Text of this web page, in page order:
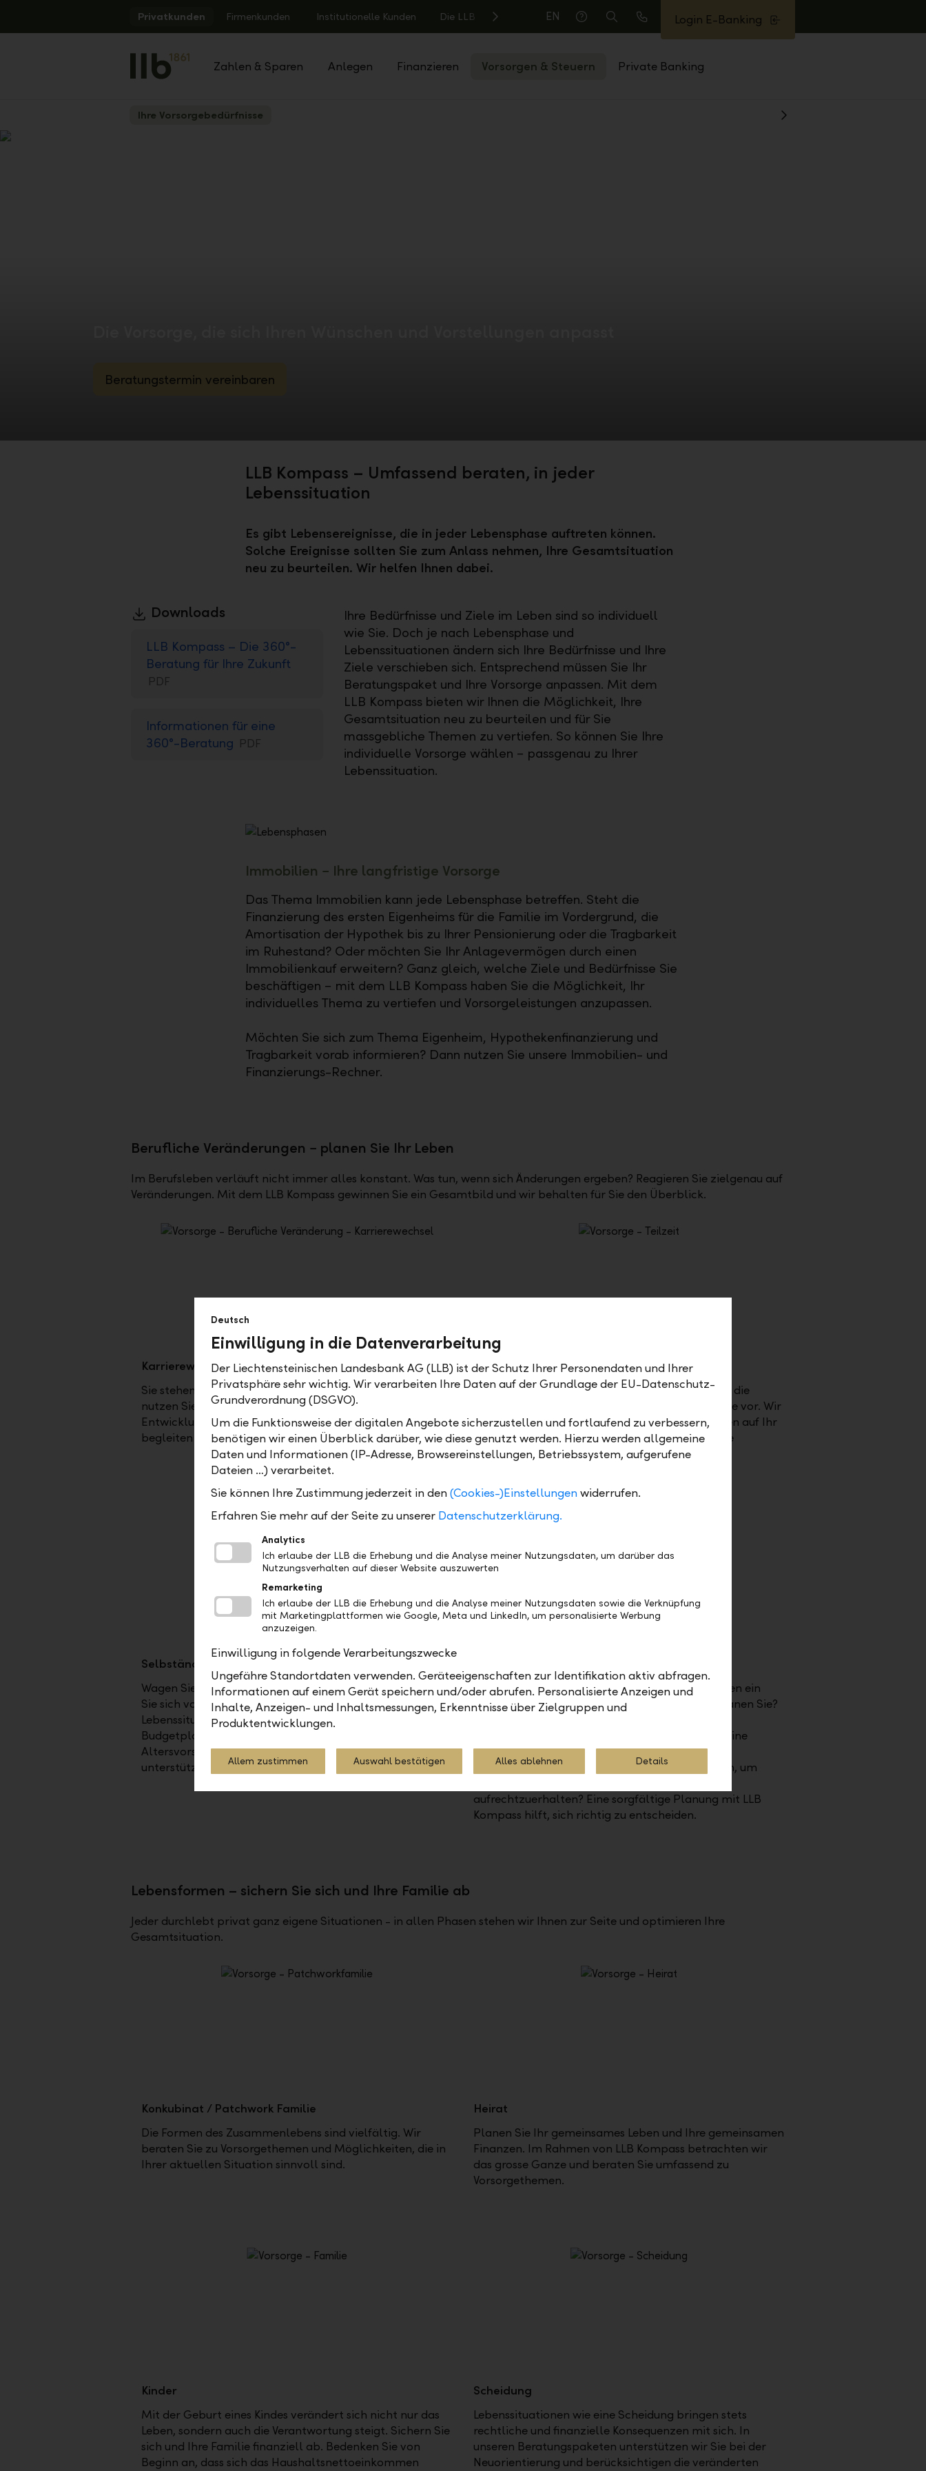
Privatkunden Firmenkunden Institutionelle Kunden Die LLB
EN
Hilfe
Suche
Anrufen
Login E-Banking
Zahlen & Sparen Anlegen Finanzieren Vorsorgen & Steuern Private Banking
Weiter
Ihre Vorsorgebedürfnisse
Beratungstermin vereinbaren
LLB Kompass – Umfassend beraten, in jeder
Lebenssituation
Es gibt Lebensereignisse, die in jeder Lebensphase auftreten können.
Solche Ereignisse sollten Sie zum Anlass nehmen, Ihre Gesamtsituation
neu zu beurteilen. Wir helfen Ihnen dabei.
Downloads
LLB Kompass – Die 360°-
Beratung für Ihre Zukunft
PDF
Informationen für eine
360°-Beratung PDF
Ihre Bedürfnisse und Ziele im Leben sind so individuell
wie Sie. Doch je nach Lebensphase und
Lebenssituationen ändern sich Ihre Bedürfnisse und Ihre
Ziele verschieben sich. Entsprechend müssen Sie Ihr
Beratungspaket und Ihre Vorsorge anpassen. Mit dem
LLB Kompass bieten wir Ihnen die Möglichkeit, Ihre
Gesamtsituation neu zu beurteilen und für Sie
massgebliche Themen zu vertiefen. So können Sie Ihre
individuelle Vorsorge wählen − passgenau zu Ihrer
Lebenssituation.
Immobilien − Ihre langfristige Vorsorge
Das Thema Immobilien kann jede Lebensphase betreffen. Steht die
Finanzierung des ersten Eigenheims für die Familie im Vordergrund, die
Amortisation der Hypothek bis zu Ihrer Pensionierung oder die Tragbarkeit
im Ruhestand? Oder möchten Sie Ihr Anlagevermögen durch einen
Immobilienkauf erweitern? Ganz gleich, welche Ziele und Bedürfnisse Sie
beschäftigen − mit dem LLB Kompass haben Sie die Möglichkeit, Ihr
individuelles Thema zu vertiefen und Vorsorgeleistungen anzupassen.
Möchten Sie sich zum Thema Eigenheim, Hypothekenfinanzierung und
Tragbarkeit vorab informieren? Dann nutzen Sie unsere Immobilien- und
Finanzierungs-Rechner.
Berufliche Veränderungen − planen Sie Ihr Leben
Im Berufsleben verläuft nicht immer alles konstant. Was tun, wenn sich Änderungen ergeben? Reagieren Sie zielgenau auf
Veränderungen. Mit dem LLB Kompass gewinnen Sie ein Gesamtbild und wir behalten für Sie den Überblick.
Karrierewechsel
Sie stehen vor einer neuen beruflichen Herausforderung −
nutzen Sie diese Chance nicht nur für Ihre persönliche
Entwicklung, sondern passen Sie Ihre Vorsorge an. Wir
begleiten Sie bei all Ihren beruflichen Veränderungen.
Teilzeit / Mutterschaft
Sie möchten weniger arbeiten und mehr Zeit für die
Familie haben? Sichern Sie sich ab und sorgen Sie vor. Wir
zeigen Ihnen, wie sich das veränderte Einkommen auf Ihr
Budget auswirkt und was das für Ihre individuelle
Vorsorgesituation bedeutet.
Selbständige Erwerbstätigkeit
Wagen Sie den Schritt in die Selbständigkeit und lassen
Sie sich von uns unterstützen − auch für diese
Lebenssituation stehen wir an Ihrer Seite. Sei es eine
Budgetplanung, eine bedarfsgerechte Risiko- und
Altersvorsorge oder die Wahl der Rechtsform, wir
unterstützen Sie bei der Entscheidungsfindung.
Entscheidungen rund um die Pensionierung wirken ein
Leben lang. Welche Pensionierungsszenarien planen Sie?
Pensionierung erwarten? Was ist für Sie besser: eine
lebenslange Rente oder das Kapital aus der
Pensionskasse? Reicht das angesparte Vermögen, um
aufrechtzuerhalten? Eine sorgfältige Planung mit LLB
Kompass hilft, sich richtig zu entscheiden.
Lebensformen – sichern Sie sich und Ihre Familie ab
Jeder durchlebt privat ganz eigene Situationen - in allen Phasen stehen wir Ihnen zur Seite und optimieren Ihre
Gesamtsituation.
Konkubinat / Patchwork Familie
Die Formen des Zusammenlebens sind vielfältig. Wir
beraten Sie zu Vorsorgethemen und Möglichkeiten, die in
Ihrer aktuellen Situation sinnvoll sind.
Heirat
Planen Sie Ihr gemeinsames Leben und Ihre gemeinsamen
Finanzen. Im Rahmen von LLB Kompass betrachten wir
das grosse Ganze und beraten Sie umfassend zu
Vorsorgethemen.
Kinder
Mit der Geburt eines Kindes verändert sich nicht nur das
Leben, sondern auch die Verantwortung steigt. Sichern Sie
sich und Ihre Familie finanziell ab. Bedenken Sie von
Beginn an, dass sich das Haushaltsnettoeinkommen
Scheidung
Lebenssituationen wie eine Scheidung bringen stets
rechtliche und finanzielle Konsequenzen mit sich. In
unseren Beratungspaketen unterstützen wir Sie bei der
Neuorientierung und berücksichtigen die veränderten
Deutsch
Einwilligung in die Datenverarbeitung
Der Liechtensteinischen Landesbank AG (LLB) ist der Schutz Ihrer Personendaten und Ihrer
Privatsphäre sehr wichtig. Wir verarbeiten Ihre Daten auf der Grundlage der EU-Datenschutz-
Grundverordnung (DSGVO).
Um die Funktionsweise der digitalen Angebote sicherzustellen und fortlaufend zu verbessern,
benötigen wir einen Überblick darüber, wie diese genutzt werden. Hierzu werden allgemeine
Daten und Informationen (IP-Adresse, Browsereinstellungen, Betriebssystem, aufgerufene
Dateien …) verarbeitet.
Sie können Ihre Zustimmung jederzeit in den(Cookies-)Einstellungenwiderrufen.
Erfahren Sie mehr auf der Seite zu unserer Datenschutzerklärung.
Analytics
Ich erlaube der LLB die Erhebung und die Analyse meiner Nutzungsdaten, um darüber das
Nutzungsverhalten auf dieser Website auszuwerten
Remarketing
Ich erlaube der LLB die Erhebung und die Analyse meiner Nutzungsdaten sowie die Verknüpfung
mit Marketingplattformen wie Google, Meta und LinkedIn, um personalisierte Werbung
anzuzeigen.
Einwilligung in folgende Verarbeitungszwecke
Ungefähre Standortdaten verwenden. Geräteeigenschaften zur Identifikation aktiv abfragen.
Informationen auf einem Gerät speichern und/oder abrufen. Personalisierte Anzeigen und
Inhalte, Anzeigen- und Inhaltsmessungen, Erkenntnisse über Zielgruppen und
Produktentwicklungen.
Allem zustimmen Auswahl bestätigen Alles ablehnen Details